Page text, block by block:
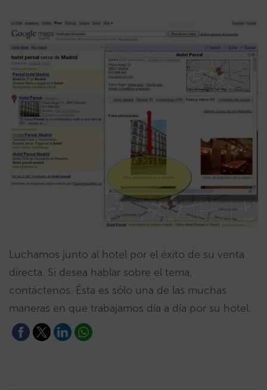
Luchamos junto al hotel por el éxito de su venta
directa. Si desea hablar sobre el tema,
contáctenos. Ésta es sólo una de las muchas
maneras en que trabajamos día a día por su hotel.